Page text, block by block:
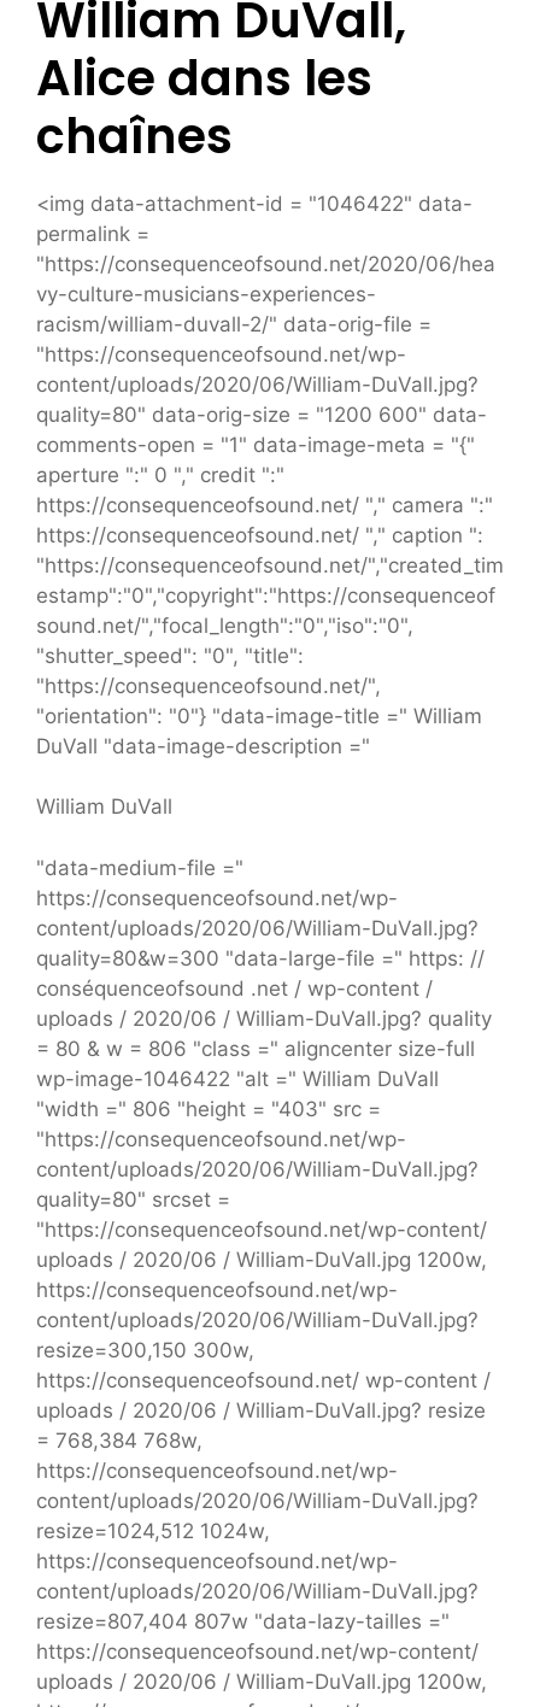
William DuVall,
Alice dans les
chaînes
<img data-attachment-id = "1046422" data-
permalink =
"https://consequenceofsound.net/2020/06/hea
vy-culture-musicians-experiences-
racism/william-duvall-2/" data-orig-file =
"https://consequenceofsound.net/wp-
content/uploads/2020/06/William-DuVall.jpg?
quality=80" data-orig-size = "1200 600" data-
comments-open = "1" data-image-meta = "{"
aperture ":" 0 "," credit ":"
https://consequenceofsound.net/ "," camera ":"
https://consequenceofsound.net/ "," caption ":
"https://consequenceofsound.net/","created_tim
estamp":"0","copyright":"https://consequenceof
sound.net/","focal_length":"0","iso":"0",
"shutter_speed": "0", "title":
"https://consequenceofsound.net/",
"orientation": "0"} "data-image-title =" William
DuVall "data-image-description ="
William DuVall
"data-medium-file ="
https://consequenceofsound.net/wp-
content/uploads/2020/06/William-DuVall.jpg?
quality=80&w=300 "data-large-file =" https: //
conséquenceofsound .net / wp-content /
uploads / 2020/06 / William-DuVall.jpg? quality
= 80 & w = 806 "class =" aligncenter size-full
wp-image-1046422 "alt =" William DuVall
"width =" 806 "height = "403" src =
"https://consequenceofsound.net/wp-
content/uploads/2020/06/William-DuVall.jpg?
quality=80" srcset =
"https://consequenceofsound.net/wp-content/
uploads / 2020/06 / William-DuVall.jpg 1200w,
https://consequenceofsound.net/wp-
content/uploads/2020/06/William-DuVall.jpg?
resize=300,150 300w,
https://consequenceofsound.net/ wp-content /
uploads / 2020/06 / William-DuVall.jpg? resize
= 768,384 768w,
https://consequenceofsound.net/wp-
content/uploads/2020/06/William-DuVall.jpg?
resize=1024,512 1024w,
https://consequenceofsound.net/wp-
content/uploads/2020/06/William-DuVall.jpg?
resize=807,404 807w "data-lazy-tailles ="
https://consequenceofsound.net/wp-content/
uploads / 2020/06 / William-DuVall.jpg 1200w,